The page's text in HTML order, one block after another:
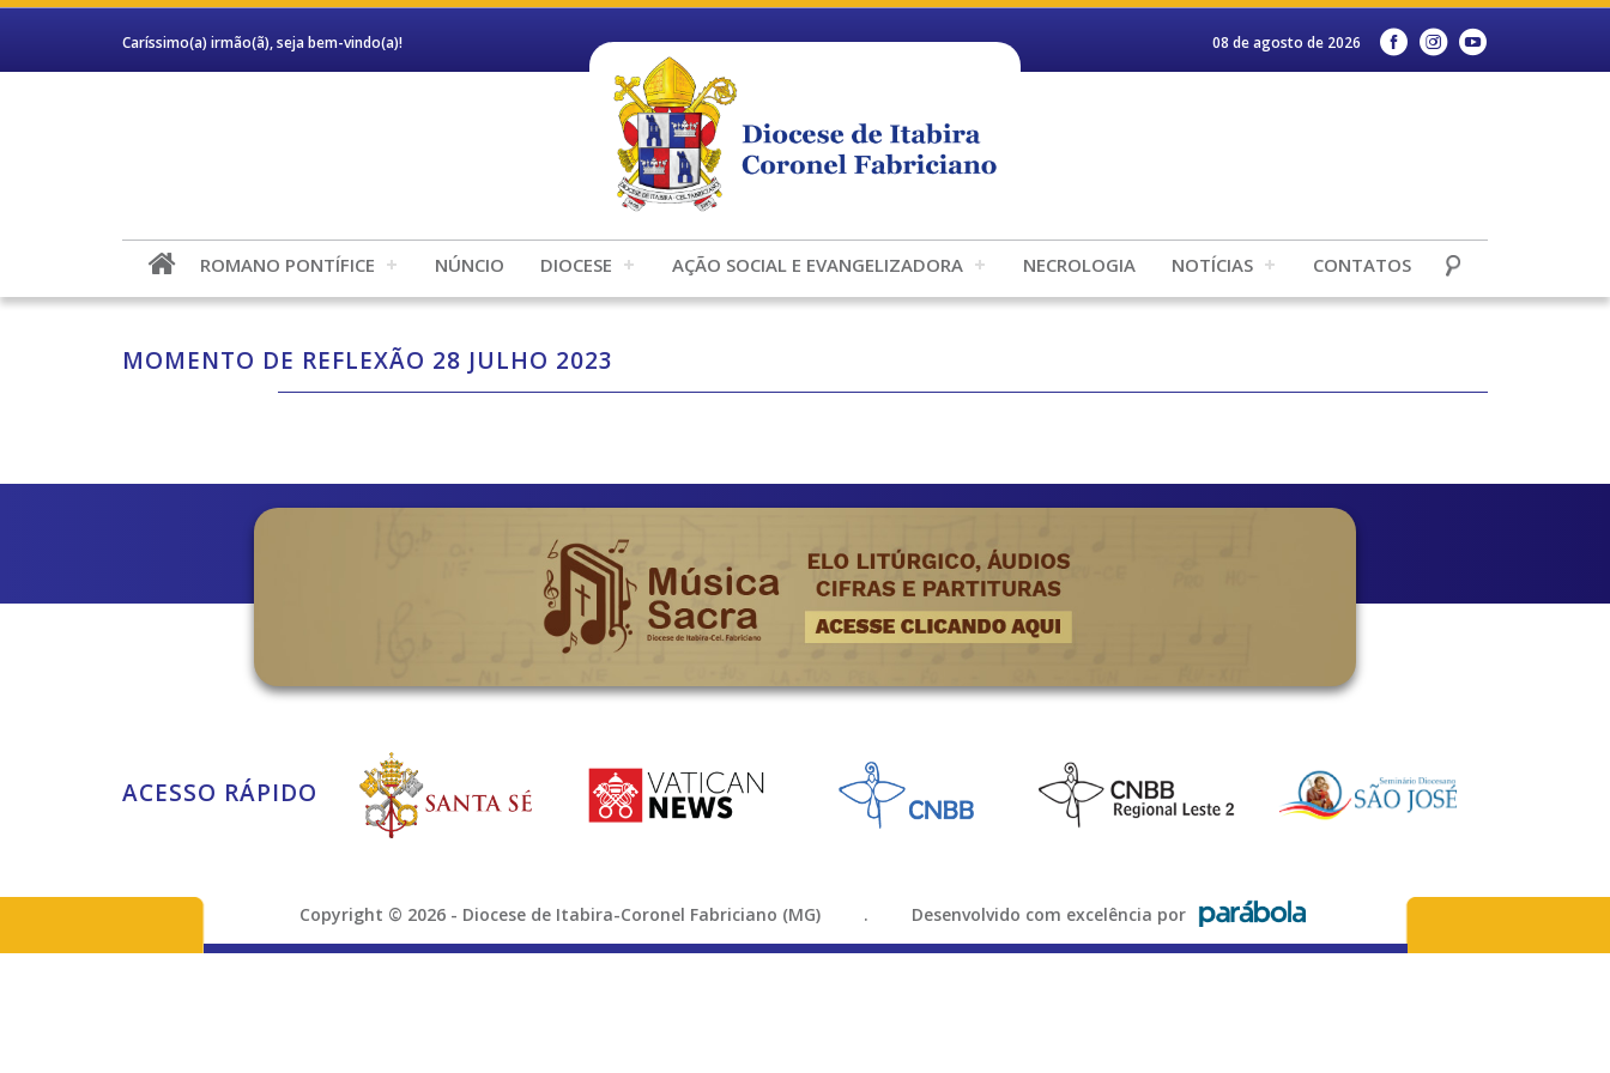
Caríssimo(a) irmão(ã), seja bem-vindo(a)! 08 de agosto de 2026
ROMANO PONTÍFICE NÚNCIO DIOCESE AÇÃO SOCIAL E EVANGELIZADORA NECROLOGIA NOTÍCIAS CONTATOS
MOMENTO DE REFLEXÃO 28 JULHO 2023
ACESSO RÁPIDO
Copyright © 2026 - Diocese de Itabira-Coronel Fabriciano (MG) . Desenvolvido com excelência por